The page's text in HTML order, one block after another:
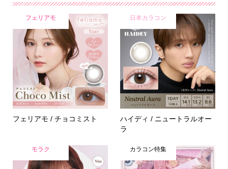
フェリアモ
フェリアモ / チョコミスト
日本カラコン
ハイディ / ニュートラルオー
ラ
モラク カラコン特集